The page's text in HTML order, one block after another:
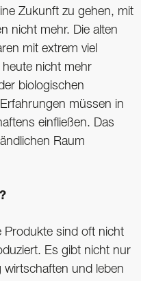
Zukunft zu gehen, mit
nicht mehr. Die alten
mit extrem viel
nicht mehr
biologischen
müssen in
einfließen. Das
Raum
Produkte sind oft nicht
Es gibt nicht nur
wirtschaften und leben